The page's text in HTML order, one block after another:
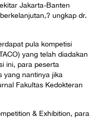
Jakarta-Banten
ungkap dr.
pula kompetisi
yang telah diadakan
ini, para peserta
yang nantinya jika
Fakultas Kedokteran
& Exhibition, para